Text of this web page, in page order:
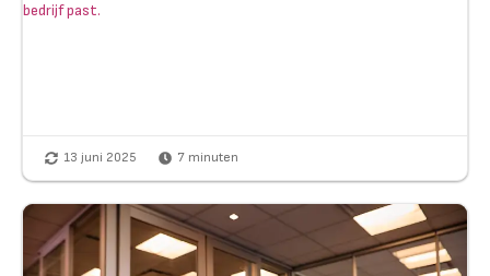
bedrijf past.
13 juni 2025 7 minuten